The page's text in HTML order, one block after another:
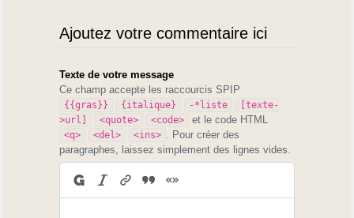
Ajoutez votre commentaire ici
Texte de votre message
Ce champ accepte les raccourcis SPIP
{{gras}} {italique} -*liste
[texte-
>url]
<quote> <code> et le code HTML
<q> <del> <ins>
. Pour créer des
paragraphes, laissez simplement des lignes vides.